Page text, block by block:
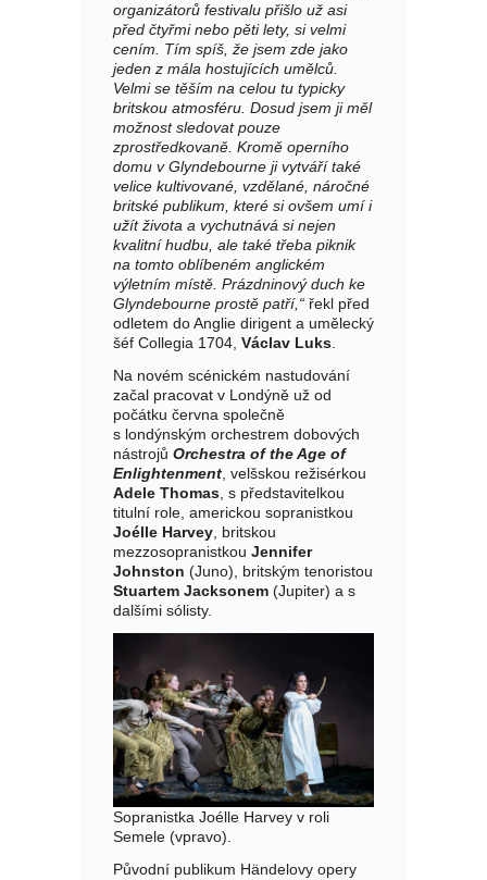
organizátorů festivalu přišlo už asi
před čtyřmi nebo pěti lety, si velmi
cením. Tím spíš, že jsem zde jako
jeden z mála hostujících umělců.
Velmi se těším na celou tu typicky
britskou atmosféru. Dosud jsem ji měl
možnost sledovat pouze
zprostředkovaně. Kromě operního
domu v Glyndebourne ji vytváří také
velice kultivované, vzdělané, náročné
britské publikum, které si ovšem umí i
užít života a vychutnává si nejen
kvalitní hudbu, ale také třeba piknik
na tomto oblíbeném anglickém
výletním místě. Prázdninový duch ke
Glyndebourne prostě patří,“ řekl před
odletem do Anglie dirigent a umělecký
šéf Collegia 1704, Václav Luks
Na novém scénickém nastudování
začal pracovat v Londýně už od
počátku června společně
s londýnským orchestrem dobových
nástrojů Orchestra of the Age of
Enlightenment , velšskou režisérkou
Adele Thomas , s představitelkou
titulní role, americkou sopranistkou
Joélle Harvey , britskou
mezzosopranistkou Jennifer
Johnston (Juno), britským tenoristou
Stuartem Jacksonem (Jupiter) a s
dalšími sólisty.
Sopranistka Joélle Harvey v roli
Semele (vpravo).
Původní publikum Händelovy opery